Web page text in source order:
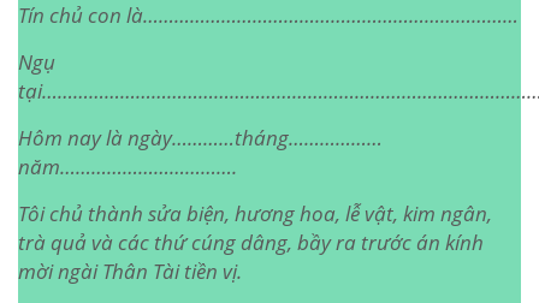
Tín chủ con là………………………………………………………………
Ngụ
Hôm nay là ngày…………tháng………………
năm…………………………….
Tôi chủ thành sửa biện, hương hoa, lễ vật, kim ngân,
trà quả và các thứ cúng dâng, bầy ra trước án kính
mời ngài Thân Tài tiền vị.